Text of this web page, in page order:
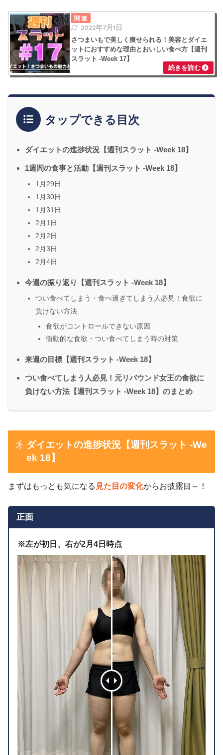
2022年7月1日
さつまいもで美しく痩せられる！美容とダイエ
ットにおすすめな理由とおいしい食べ方【週刊
スラット -Week 17】
タップできる目次
ダイエットの進捗状況【週刊スラット -Week 18】
1週間の食事と活動【週刊スラット -Week 18】
1月29日
1月30日
1月31日
2月1日
2月2日
2月3日
2月4日
今週の振り返り【週刊スラット -Week 18】
つい食べてしまう・食べ過ぎてしまう人必見！食欲に
負けない方法
食欲がコントロールできない原因
衝動的な食欲・つい食べてしまう時の対策
来週の目標【週刊スラット -Week 18】
つい食べてしまう人必見！元リバウンド女王の食欲に
負けない方法【週刊スラット -Week 18】のまとめ
ダイエットの進捗状況【週刊スラット -We
ek 18】
まずはもっとも気になる 見た目の変化からお披露目～！
正面
※左が初日、右が2月4日時点